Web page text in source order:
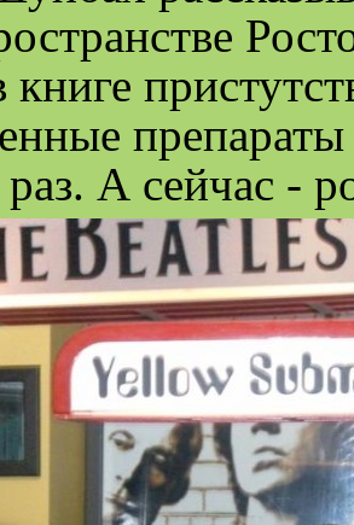
книге
А сейчас -